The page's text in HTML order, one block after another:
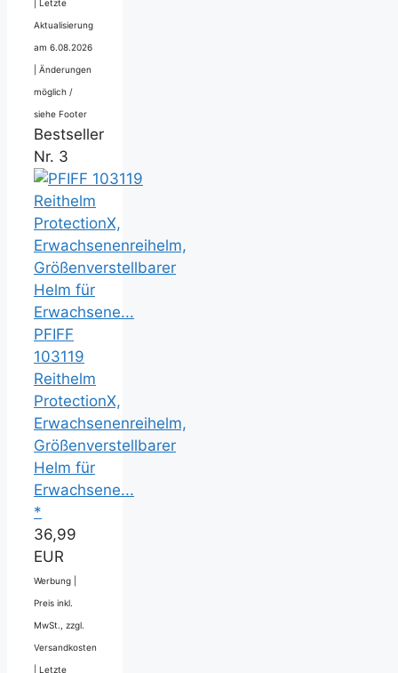
Letzte
Aktualisierung
am 6.08.2026
Änderungen
möglich /
siehe Footer
Bestseller
Nr. 3
PFIFF
103119
Reithelm
ProtectionX,
Erwachsenenreihelm,
Größenverstellbarer
Helm für
Erwachsene...
*
36,99
EUR
Werbung |
Preis inkl.
MwSt., zzgl.
Versandkosten
Letzte